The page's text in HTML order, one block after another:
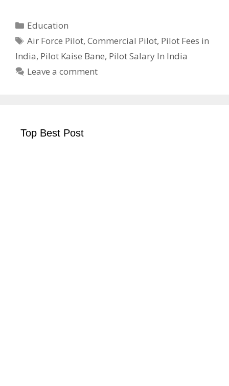
Categories
Education
Tags
Air Force Pilot,Commercial Pilot, Pilot Fees in
India, Pilot Kaise Bane, Pilot Salary In India
Leave a comment
Top Best Post